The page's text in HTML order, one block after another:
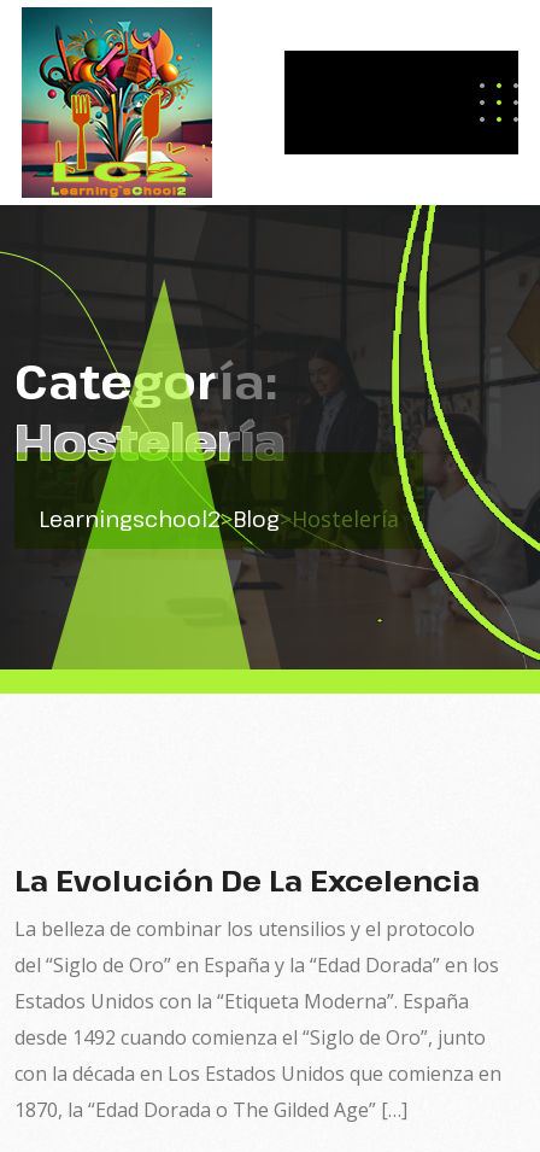
Categoría:
Hostelería
Learningschool2>Blog>Hostelería
La Evolución De La Excelencia
La belleza de combinar los utensilios y el protocolo
del “Siglo de Oro” en España y la “Edad Dorada” en los
Estados Unidos con la “Etiqueta Moderna”. España
desde 1492 cuando comienza el “Siglo de Oro”, junto
con la década en Los Estados Unidos que comienza en
1870, la “Edad Dorada o The Gilded Age” […]